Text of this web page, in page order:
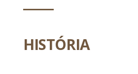
HISTÓRIA